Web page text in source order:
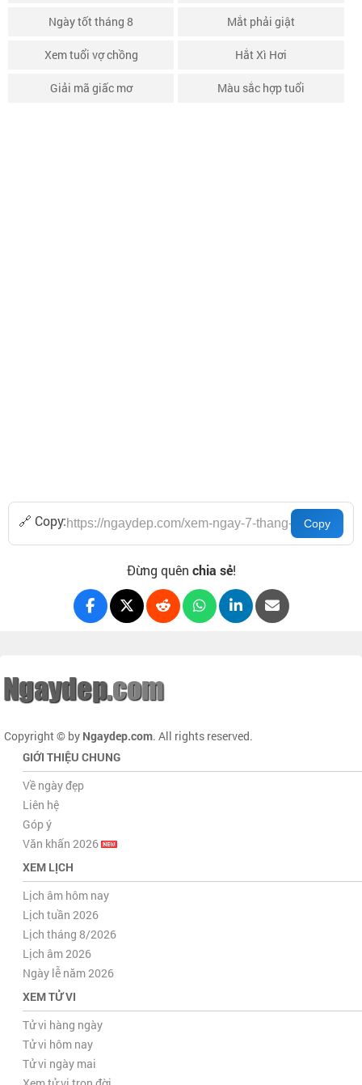
Ngày tốt tháng 8 Mắt phải giật
Xem tuổi vợ chồng Hắt Xì Hơi
Giải mã giấc mơ Màu sắc hợp tuổi
🔗 Copy:
Đừng quên chia sẻ!
Copyright © by Ngaydep.com. All rights reserved.
GIỚI THIỆU CHUNG
Về ngày đẹp
Liên hệ
Góp ý
Văn khấn 2026
XEM LỊCH
Lịch âm hôm nay
Lịch tuần 2026
Lịch tháng 8/2026
Lịch âm 2026
Ngày lễ năm 2026
XEM TỬ VI
Tử vi hàng ngày
Tử vi hôm nay
Tử vi ngày mai